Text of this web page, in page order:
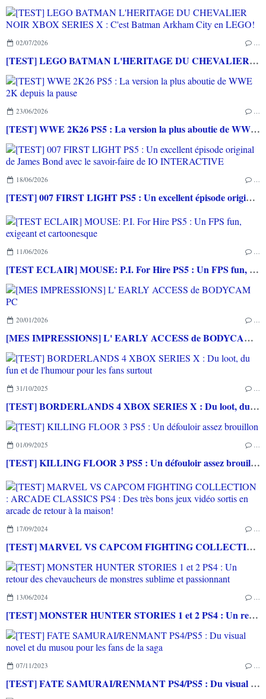
02/07/2026 …
[TEST] LEGO BATMAN L'HERITAGE DU CHEVALIER NOIR XBOX SERIES X : C'est Batman Arkham City en LEGO!
23/06/2026 …
[TEST] WWE 2K26 PS5 : La version la plus aboutie de WWE 2K depuis la pause
18/06/2026 …
[TEST] 007 FIRST LIGHT PS5 : Un excellent épisode original de James Bond avec le savoir-faire de IO INTERACTIVE
11/06/2026 …
[TEST ECLAIR] MOUSE: P.I. For Hire PS5 : Un FPS fun, exigeant et cartoonesque
20/01/2026 …
[MES IMPRESSIONS] L' EARLY ACCESS de BODYCAM PC
31/10/2025 …
[TEST] BORDERLANDS 4 XBOX SERIES X : Du loot, du fun et de l'humour pour les fans surtout
01/09/2025 …
[TEST] KILLING FLOOR 3 PS5 : Un défouloir assez brouillon
17/09/2024 …
[TEST] MARVEL VS CAPCOM FIGHTING COLLECTION : ARCADE CLASSICS PS4 : Des très bons jeux vidéo sortis en arcade de retour à la maison!
13/06/2024 …
[TEST] MONSTER HUNTER STORIES 1 et 2 PS4 : Un retour des chevaucheurs de monstres sublime et passionnant
07/11/2023 …
[TEST] FATE SAMURAI/RENMANT PS4/PS5 : Du visual novel et du musou pour les fans de la saga